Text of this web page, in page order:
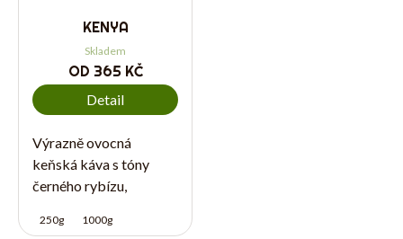
KENYA
Skladem
OD 365 KČ
Detail
Výrazně ovocná
keňská káva s tóny
černého rybízu,
kakaa. Má svěží
250g 1000g